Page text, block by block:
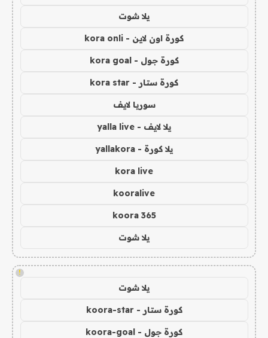
يلا شوت
كورة اون لاين - kora onli
كورة جول - kora goal
كورة ستار - kora star
سوريا لايف
يلا لايف - yalla live
يلا كورة - yallakora
kora live
kooralive
koora 365
يلا شوت
!
يلا شوت
كورة ستار - koora-star
كورة جول - koora-goal